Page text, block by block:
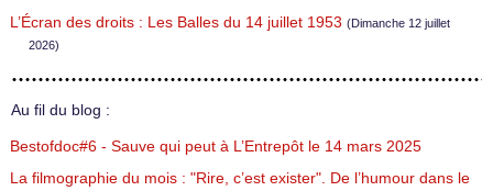
L’Écran des droits : Les Balles du 14 juillet 1953 (Dimanche 12 juillet
2026)
Au fil du blog :
Bestofdoc#6 - Sauve qui peut à L’Entrepôt le 14 mars 2025
La filmographie du mois : "Rire, c’est exister". De l’humour dans le